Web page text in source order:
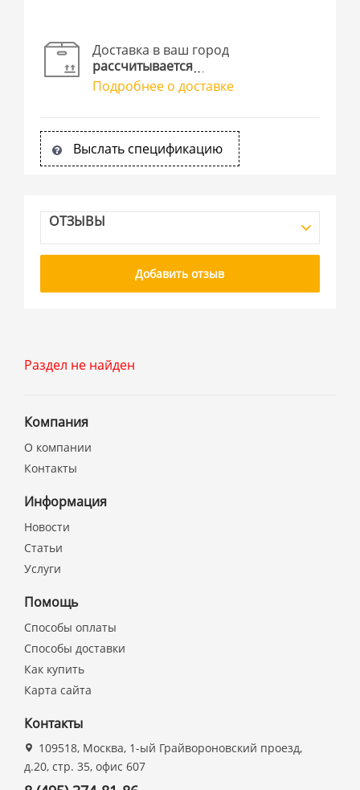
Доставка в ваш город
рассчитывается
Подробнее о доставке
Выслать спецификацию
ОТЗЫВЫ
Добавить отзыв
Раздел не найден
Компания
О компании
Контакты
Информация
Новости
Статьи
Услуги
Помощь
Способы оплаты
Способы доставки
Как купить
Карта сайта
Контакты
109518, Москва, 1-ый Грайвороновский проезд,
д.20, стр. 35, офис 607